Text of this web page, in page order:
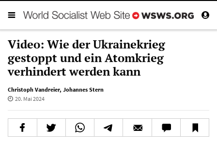
Video: Wie der Ukrainekrieg
gestoppt und ein Atomkrieg
verhindert werden kann
Christoph Vandreier, Johannes Stern
20. Mai 2024